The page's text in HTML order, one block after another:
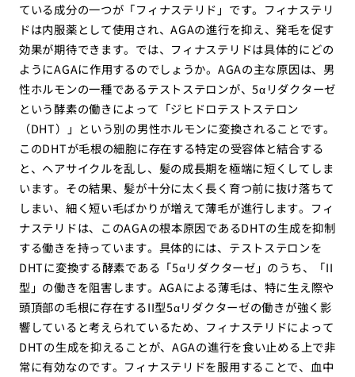
ている成分の一つが「フィナステリド」です。フィナステリ
ドは内服薬として使用され、AGAの進行を抑え、発毛を促す
効果が期待できます。では、フィナステリドは具体的にどの
ようにAGAに作用するのでしょうか。AGAの主な原因は、男
性ホルモンの一種であるテストステロンが、5αリダクターゼ
という酵素の働きによって「ジヒドロテストステロン
（DHT）」という別の男性ホルモンに変換されることです。
このDHTが毛根の細胞に存在する特定の受容体と結合する
と、ヘアサイクルを乱し、髪の成長期を極端に短くしてしま
います。その結果、髪が十分に太く長く育つ前に抜け落ちて
しまい、細く短い毛ばかりが増えて薄毛が進行します。フィ
ナステリドは、このAGAの根本原因であるDHTの生成を抑制
する働きを持っています。具体的には、テストステロンを
DHTに変換する酵素である「5αリダクターゼ」のうち、「II
型」の働きを阻害します。AGAによる薄毛は、特に生え際や
頭頂部の毛根に存在するII型5αリダクターゼの働きが強く影
響していると考えられているため、フィナステリドによって
DHTの生成を抑えることが、AGAの進行を食い止める上で非
常に有効なのです。フィナステリドを服用することで、血中